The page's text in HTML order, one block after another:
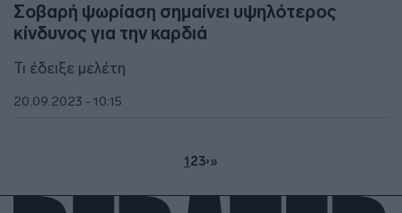
Σοβαρή ψωρίαση σημαίνει υψηλότερος
κίνδυνος για την καρδιά
Τι έδειξε μελέτη
20.09.2023 - 10:15
123›»